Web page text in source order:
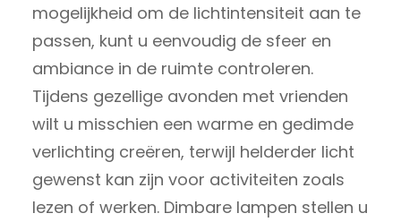
mogelijkheid om de lichtintensiteit aan te
passen, kunt u eenvoudig de sfeer en
ambiance in de ruimte controleren.
Tijdens gezellige avonden met vrienden
wilt u misschien een warme en gedimde
verlichting creëren, terwijl helderder licht
gewenst kan zijn voor activiteiten zoals
lezen of werken. Dimbare lampen stellen u